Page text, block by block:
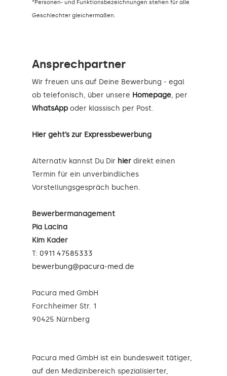
*Personen- und Funktionsbezeichnungen stehen für alle
Geschlechter gleichermaßen.
Ansprechpartner
Wir freuen uns auf Deine Bewerbung - egal
ob telefonisch, über unsere Homepage, per
WhatsApp oder klassisch per Post.
Hier geht’s zur Expressbewerbung
Alternativ kannst Du Dir hier direkt einen
Termin für ein unverbindliches
Vorstellungsgespräch buchen.
Bewerbermanagement
Pia Lacina
Kim Kader
T: 0911 47585333
bewerbung@pacura-med.de
Pacura med GmbH
Forchheimer Str. 1
90425 Nürnberg
Pacura med GmbH ist ein bundesweit tätiger,
auf den Medizinbereich spezialisierter,